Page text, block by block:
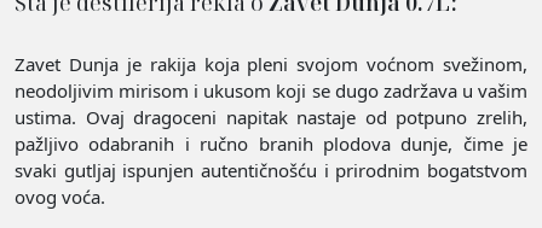
Zavet Dunja je rakija koja pleni svojom voćnom svežinom,
neodoljivim mirisom i ukusom koji se dugo zadržava u vašim
ustima. Ovaj dragoceni napitak nastaje od potpuno zrelih,
pažljivo odabranih i ručno branih plodova dunje, čime je
svaki gutljaj ispunjen autentičnošću i prirodnim bogatstvom
ovog voća.